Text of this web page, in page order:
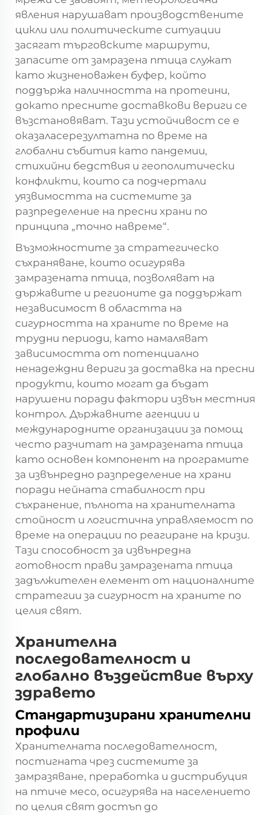
явления нарушават производствените
цикли или политическите ситуации
засягат търговските маршрути,
запасите от замразена птица служат
като жизненоважен буфер, който
поддържа наличността на протеини,
докато пресните доставкови вериги се
възстановяват. Тази устойчивост се е
оказаласерезултатна по време на
глобални събития като пандемии,
стихийни бедствия и геополитически
конфликти, които са подчертали
уязвимостта на системите за
разпределение на пресни храни по
принципа „точно навреме“.
Възможностите за стратегическо
съхраняване, които осигурява
замразената птица, позволяват на
държавите и регионите да поддържат
независимост в областта на
сигурността на храните по време на
трудни периоди, като намаляват
зависимостта от потенциално
ненадеждни вериги за доставка на пресни
продукти, които могат да бъдат
нарушени поради фактори извън местния
контрол. Държавните агенции и
международните организации за помощ
често разчитат на замразената птица
като основен компонент на програмите
за извънредно разпределение на храни
поради нейната стабилност при
съхранение, пълнота на хранителната
стойност и логистична управляемост по
време на операции по реагиране на кризи.
Тази способност за извънредна
готовност прави замразената птица
задължителен елемент от националните
стратегии за сигурност на храните по
целия свят.
Хранителна
последователност и
глобално въздействие върху
здравето
Стандартизирани хранителни
профили
Хранителната последователност,
постигната чрез системите за
замразяване, преработка и дистрибуция
на птиче месо, осигурява на населението
по целия свят достъп до